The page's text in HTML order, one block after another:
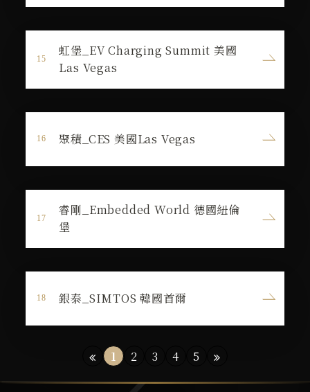
虹堡_EV Charging Summit 美國
Las Vegas
聚積_CES 美國Las Vegas
睿剛_Embedded World 德國紐倫
堡
銀泰_SIMTOS 韓國首爾
1 2 3 4 5